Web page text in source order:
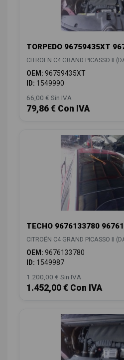
TORPEDO 96759435XT
CITROËN C4 GRAND PICASSO II
OEM: 96759435XT
ID: 1549990
66,00 € Sin IVA
79,86 € Con IVA
TECHO 9676133780
CITROËN C4 GRAND PICASSO II
OEM: 9676133780
ID: 1549987
1.200,00 € Sin IVA
1.452,00 € Con IVA